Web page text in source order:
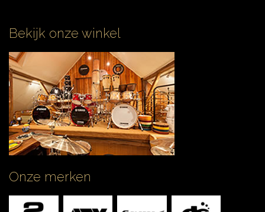
ACCESSOIRES
ONLINE SALE
DRUMSCHOOL
CONTACT
Bekijk onze winkel
Onze merken